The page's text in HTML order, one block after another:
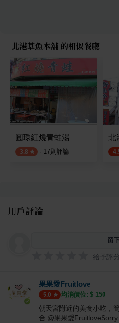
北港草魚本舖 的相似餐廳
圓環紅燒青蛙湯
3.8 · 17則評論
北
用戶評論
留
給予評分
果果愛Fruitlove
5.0 均消價位: $ 150
朝天宮附近的美食小吃，
合 @果果愛FruitloveSorry...